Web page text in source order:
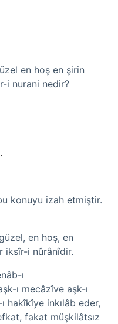
en hoş en şirin
i nurani nedir?
konuyu izah etmiştir.
en hoş, en
iksîr-i nûrânîdir.
ı
ı mecâzîve aşk-ı
hakîkîye inkılâb eder,
fakat müşkilâtsız